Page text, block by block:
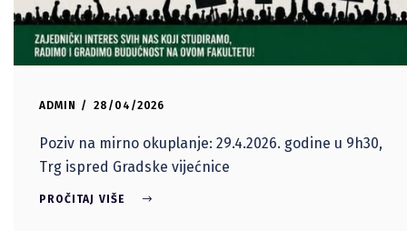
ADMIN 28/04/2026
Poziv na mirno okuplanje: 29.4.2026. godine u 9h30,
Trg ispred Gradske vijećnice
PROČITAJ VIŠE